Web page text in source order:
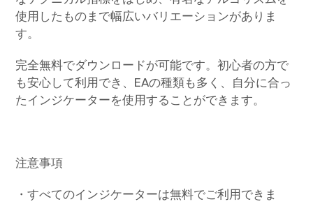
使用したものまで幅広いバリエーションがありま
す。
完全無料でダウンロードが可能です。初心者の方で
も安心して利用でき、EAの種類も多く、自分に合っ
たインジケーターを使用することができます。
注意事項
・すべてのインジケーターは無料でご利用できま